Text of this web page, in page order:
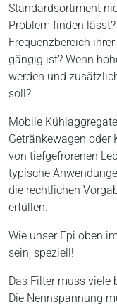
Standardsortiment
Problem finden
Frequenzbereich
gängig ist? Wenn
werden und
soll?
Mobile
Getränkewagen oder
von tiefgefrorenen
typische
die rechtlichen
erfüllen.
Wie unser Epi oben
sein, speziell!
Das Filter muss viele
Die Nennspannung